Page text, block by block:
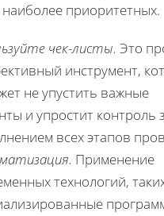
приоритетных.
чек-листы. Это
инструмент,
не упустить важные
и упростит контроль
всех этапов
Применение
технологий,